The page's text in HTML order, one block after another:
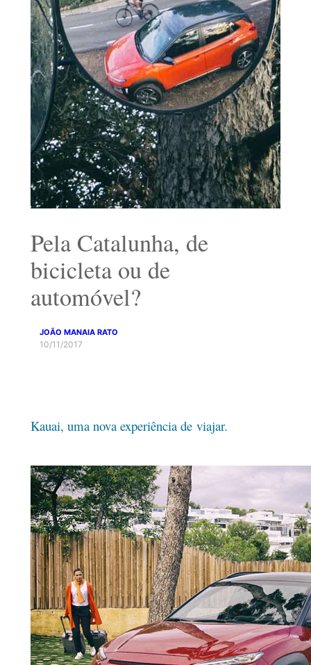
Pela Catalunha, de
bicicleta ou de
automóvel?
JOÃO MANAIA RATO
10/11/2017
Kauai, uma nova experiência de viajar.